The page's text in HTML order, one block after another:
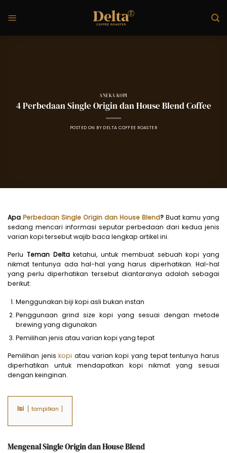
content
ANEKA KOPI
4 Perbedaan Single Origin dan House Blend Coffee
POSTED ON BY DELTA COFFEE ROASTER
Apa Perbedaan Single Origin dan House Blend? Buat kamu yang
sedang mencari informasi seputar perbedaan dari kedua jenis
varian kopi tersebut wajib baca lengkap artikel ini.
Perlu Teman Deltaketahui, untuk membuat sebuah kopi yang
nikmat tentunya ada hal-hal yang harus diperhatikan. Hal-hal
yang perlu diperhatikan tersebut diantaranya adalah sebagai
berikut:
Menggunakan biji kopi asli bukan instan
Penggunaan grind size kopi yang sesuai dengan metode
brewing yang digunakan
Pemilihan jenis atau varian kopi yang tepat
Pemilihan jeniskopi atau varian kopi yang tepat tentunya harus
diperhatikan untuk mendapatkan kopi nikmat yang sesuai
dengan keinginan.
Isi tampilkan
Mengenal Single Origin dan House Blend